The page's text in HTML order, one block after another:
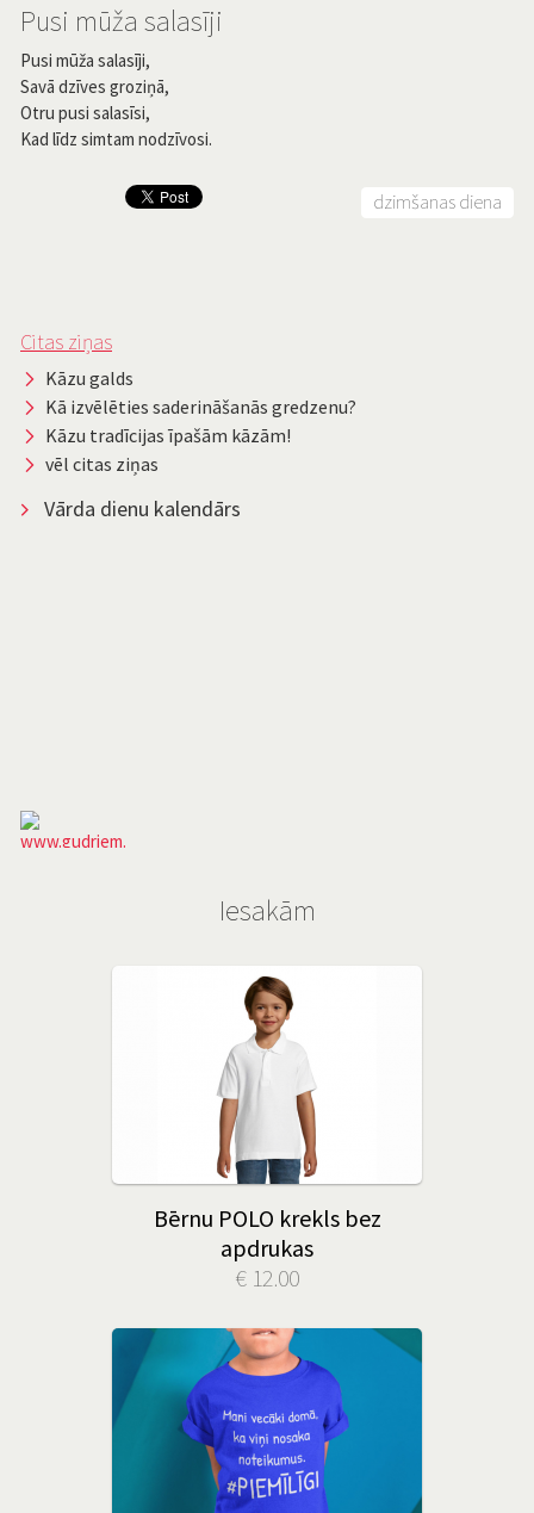
Pusi mūža salasīji
Pusi mūža salasīji,
Savā dzīves groziņā,
Otru pusi salasīsi,
Kad līdz simtam nodzīvosi.
dzimšanas diena
Citas ziņas
Kāzu galds
Kā izvēlēties saderināšanās gredzenu?
Kāzu tradīcijas īpašām kāzām!
vēl citas ziņas
Vārda dienu kalendārs
Iesakām
Bērnu POLO krekls bez
apdrukas
€ 12.00